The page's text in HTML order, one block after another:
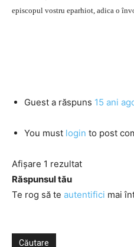
episcopul vostru eparhiot, adica o
Guest a răspuns 15 ani
You must login to post
Afișare 1 rezultat
Răspunsul tău
Te rog să te autentifici mai
Căutare